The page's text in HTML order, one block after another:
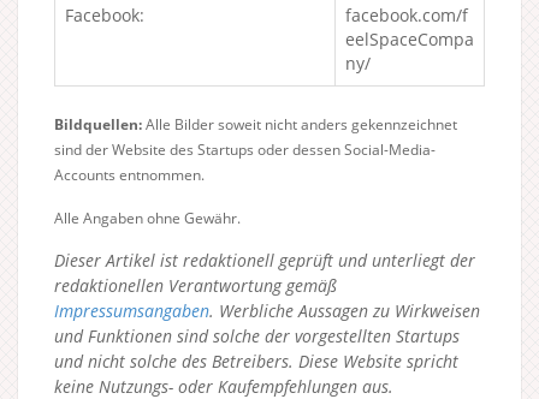
Facebook:
facebook.com/f
eelSpaceCompa
ny/
Bildquellen:Alle Bilder soweit nicht anders gekennzeichnet
sind der Website des Startups oder dessen Social-Media-
Accounts entnommen.
Alle Angaben ohne Gewähr.
Dieser Artikel ist redaktionell geprüft und unterliegt der
redaktionellen Verantwortung gemäß
Impressumsangaben. Werbliche Aussagen zu Wirkweisen
und Funktionen sind solche der vorgestellten Startups
und nicht solche des Betreibers. Diese Website spricht
keine Nutzungs- oder Kaufempfehlungen aus.